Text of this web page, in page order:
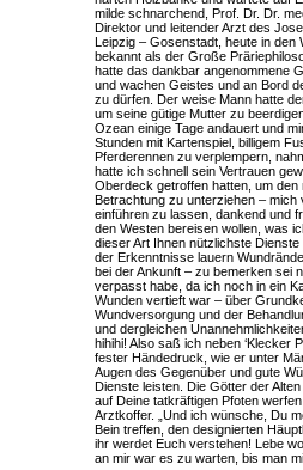
milde schnarchend, Prof. Dr. Dr.
Direktor und leitender Arzt des
Leipzig – Gosenstadt, heute in
bekannt als der Große
hatte das dankbar angenommene
und wachen Geistes und an Bord
zu dürfen. Der weise Mann hatte
um seine gütige Mutter zu
Ozean einige Tage andauert und
Stunden mit Kartenspiel, billigem
Pferderennen zu verplempern,
hatte ich schnell sein Vertrauen
Oberdeck getroffen hatten, um den
Betrachtung zu unterziehen –
einführen zu lassen, dankend und
den Westen bereisen wollen, was
dieser Art Ihnen nützlichste
der Erkenntnisse lauern
bei der Ankunft – zu bemerken sei
verpasst habe, da ich noch in ein
Wunden vertieft war – über
Wundversorgung und der
und dergleichen
hihihi! Also saß ich neben ‘Klecker
fester Händedruck, wie er unter
Augen des Gegenüber und gute
Dienste leisten. Die Götter der
auf Deine tatkräftigen Pfoten
Arztkoffer. „Und ich wünsche, Du
Bein treffen, den designierten
ihr werdet Euch verstehen! Lebe
an mir war es zu warten, bis man